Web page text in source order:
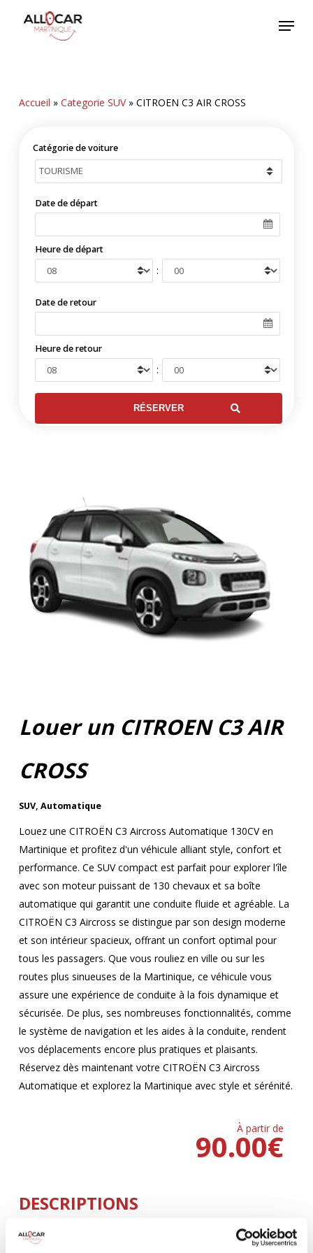
Menu
Accueil » Categorie SUV» CITROEN C3 AIR CROSS
Catégorie de voiture
Date de départ
Heure de départ
:
Date de retour
Heure de retour
:
Louer un CITROEN C3 AIR
CROSS
SUV, Automatique
Louez une CITROËN C3 Aircross Automatique 130CV en
Martinique et profitez d'un véhicule alliant style, confort et
performance. Ce SUV compact est parfait pour explorer l'île
avec son moteur puissant de 130 chevaux et sa boîte
automatique qui garantit une conduite fluide et agréable. La
CITROËN C3 Aircross se distingue par son design moderne
et son intérieur spacieux, offrant un confort optimal pour
tous les passagers. Que vous rouliez en ville ou sur les
routes plus sinueuses de la Martinique, ce véhicule vous
assure une expérience de conduite à la fois dynamique et
sécurisée. De plus, ses nombreuses fonctionnalités, comme
le système de navigation et les aides à la conduite, rendent
vos déplacements encore plus pratiques et plaisants.
Réservez dès maintenant votre CITROËN C3 Aircross
Automatique et explorez la Martinique avec style et sérénité.
À partir de
€
90.00
DESCRIPTIONS
AUTOMATIQUE